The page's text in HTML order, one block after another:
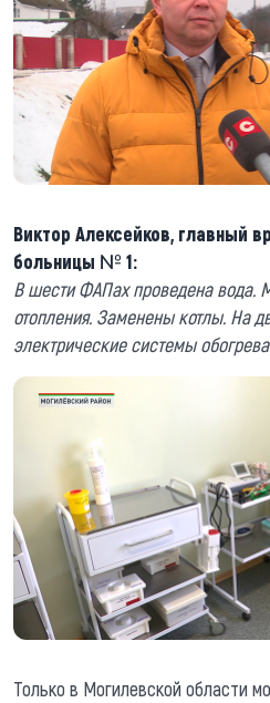
Виктор Алексейков, главный
больницы № 1:
В шести ФАПах проведена вода.
отопления. Заменены котлы. На
электрические системы
Только в Могилевской области